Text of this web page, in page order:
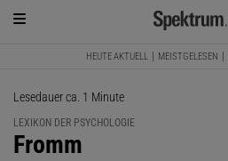
HEUTE AKTUELL MEISTGELESEN
Lesedauer ca. 1 Minute
LEXIKON DER PSYCHOLOGIE
:
Fromm